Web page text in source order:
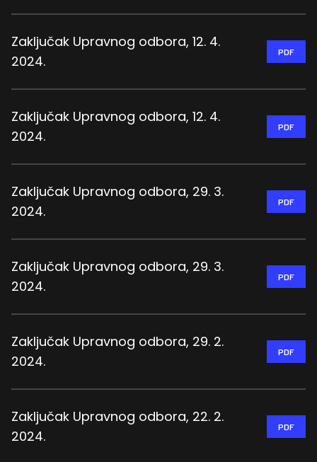
Zaključak Upravnog odbora, 12. 4.
2024.
PDF
Zaključak Upravnog odbora, 12. 4.
2024.
PDF
Zaključak Upravnog odbora, 29. 3.
2024.
PDF
Zaključak Upravnog odbora, 29. 3.
2024.
PDF
Zaključak Upravnog odbora, 29. 2.
2024.
PDF
Zaključak Upravnog odbora, 22. 2.
2024.
PDF